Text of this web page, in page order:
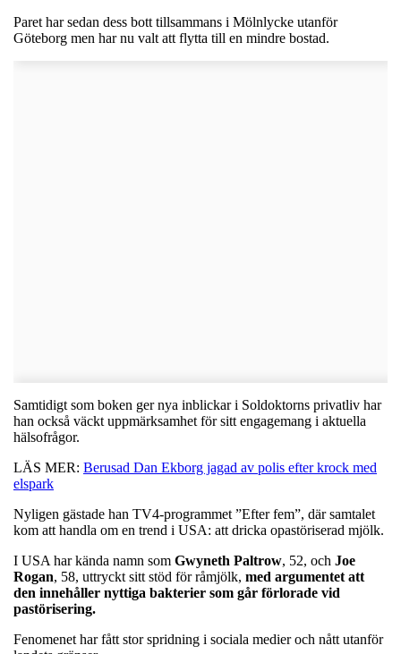
Paret har sedan dess bott tillsammans i Mölnlycke utanför
Göteborg men har nu valt att flytta till en mindre bostad.
Samtidigt som boken ger nya inblickar i Soldoktorns privatliv har
han också väckt uppmärksamhet för sitt engagemang i aktuella
hälsofrågor.
LÄS MER: Berusad Dan Ekborg jagad av polis efter krock med
elspark
Nyligen gästade han TV4-programmet ”Efter fem”, där samtalet
kom att handla om en trend i USA: att dricka opastöriserad mjölk.
I USA har kända namn som Gwyneth Paltrow, 52, och Joe
Rogan, 58, uttryckt sitt stöd för råmjölk, med argumentet att
den innehåller nyttiga bakterier som går förlorade vid
pastörisering.
Fenomenet har fått stor spridning i sociala medier och nått utanför